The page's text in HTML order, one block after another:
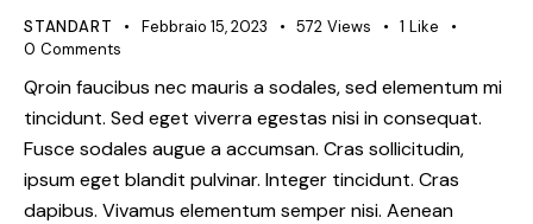
STANDART Febbraio 15, 2023 572 Views 1 Like
0 Comments
Qroin faucibus nec mauris a sodales, sed elementum mi
tincidunt. Sed eget viverra egestas nisi in consequat.
Fusce sodales augue a accumsan. Cras sollicitudin,
ipsum eget blandit pulvinar. Integer tincidunt. Cras
dapibus. Vivamus elementum semper nisi. Aenean